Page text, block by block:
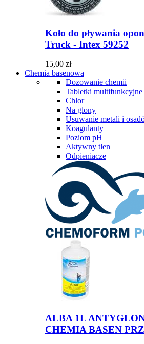
Koło do pływania
Truck - Intex 59252
15,00 zł
Chemia basenowa
Dozowanie chemii
Tabletki multifunkcyjne
Chlor
Na glony
Usuwanie metali i
Koagulanty
Poziom pH
Aktywny tlen
Odpieniacze
ALBA 1L
CHEMIA BASEN